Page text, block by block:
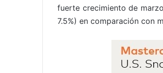
fuerte crecimiento de
7.5%) en comparación con